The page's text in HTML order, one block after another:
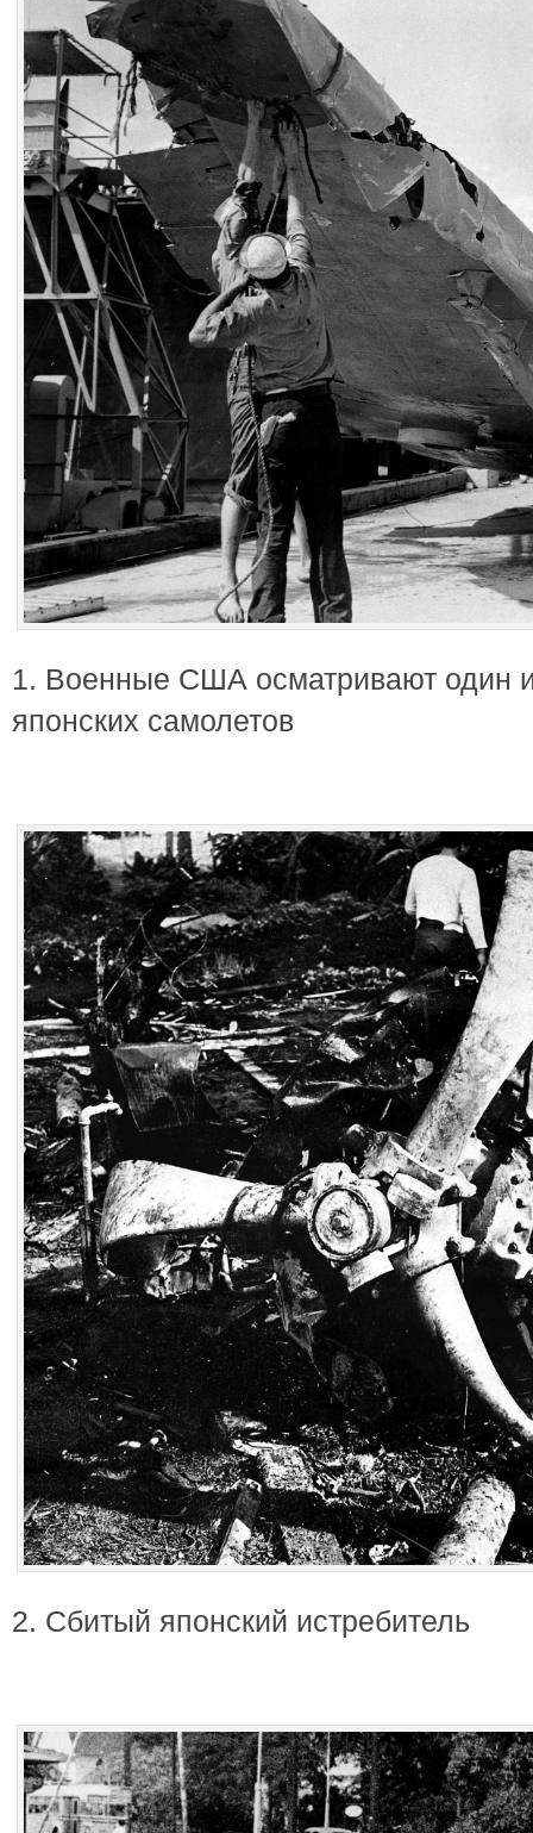
1. Военные США осматривают один
японских самолетов
2. Сбитый японский истребитель